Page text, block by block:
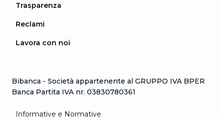
Trasparenza
Reclami
Lavora con noi
Bibanca - Società appartenente al GRUPPO IVA BPER
Banca Partita IVA nr. 03830780361
Informative e Normative